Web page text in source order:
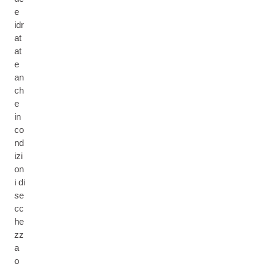
e
idr
at
at
e
an
ch
e
in
co
nd
izi
on
i di
se
cc
he
zz
a
o